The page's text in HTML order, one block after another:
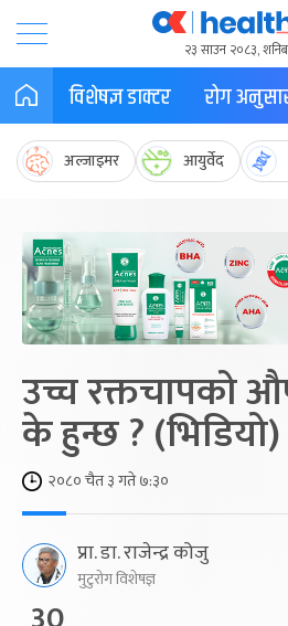
२३ साउन २०८३,
विशेषज्ञ डाक्टर रोग
अल्जाइमर आयुर्वेद
उच्च रक्तचापको
के हुन्छ ? (भिडियो)
२०८० चैत ३ गते ७:३०
प्रा. डा. राजेन्द्र कोजु
मुटुरोग विशेषज्ञ